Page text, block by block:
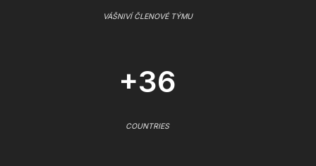
VÁŠNIVÍ ČLENOVÉ TÝMU
+36
COUNTRIES